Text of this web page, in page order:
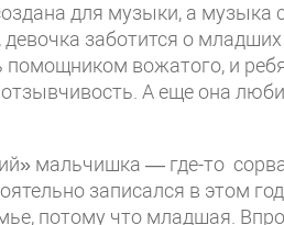
для музыки, а музыка
девочка заботится о
вожатого, и
А еще она
мальчишка — где-то
записался в этом
потому что младшая.